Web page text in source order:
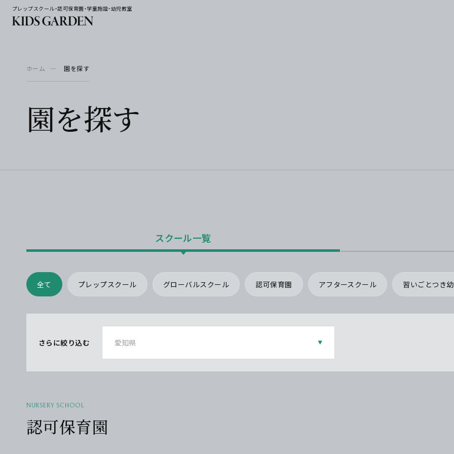
プレップスクール・認可保育園・学童施設・幼児教室
ホーム 園を探す
園を探す
スクール一覧
全て プレップスクール グローバルスクール 認可保育園 アフタースクール 習いごとつき
さらに絞り込む
NURSERY SCHOOL
認可保育園